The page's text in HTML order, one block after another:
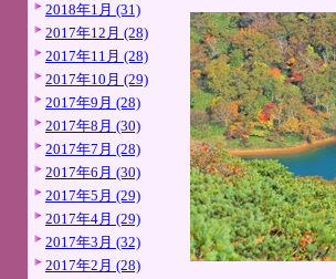
2018年1月 (31)
2017年12月 (28)
2017年11月 (28)
2017年10月 (29)
2017年9月 (28)
2017年8月 (30)
2017年7月 (28)
2017年6月 (30)
2017年5月 (29)
2017年4月 (29)
2017年3月 (32)
2017年2月 (28)